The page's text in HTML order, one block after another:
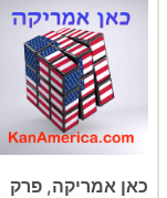
כאן אמריקה, פרק